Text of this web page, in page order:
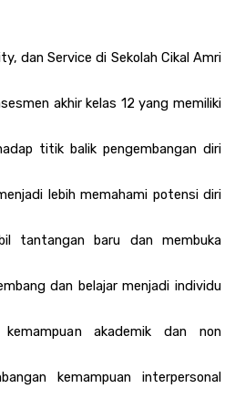
dan Service di Sekolah Cikal Amri
akhir kelas 12 yang memiliki
titik balik pengembangan diri
lebih memahami potensi diri
tantangan baru dan membuka
dan belajar menjadi individu
akademik dan non
kemampuan interpersonal